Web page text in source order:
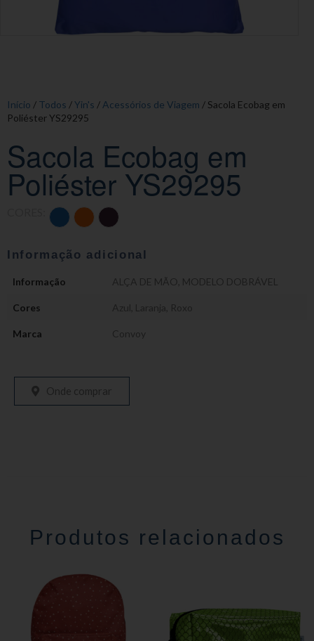
Início / Todos /Yin's / Acessórios de Viagem / Sacola Ecobag em
Poliéster YS29295
Sacola Ecobag em
Poliéster YS29295
Informação adicional
Informação ALÇA DE MÃO MODELO DOBRÁVEL
Cores Azul Laranja Roxo
Marca Convoy
Onde comprar
Produtos relacionados